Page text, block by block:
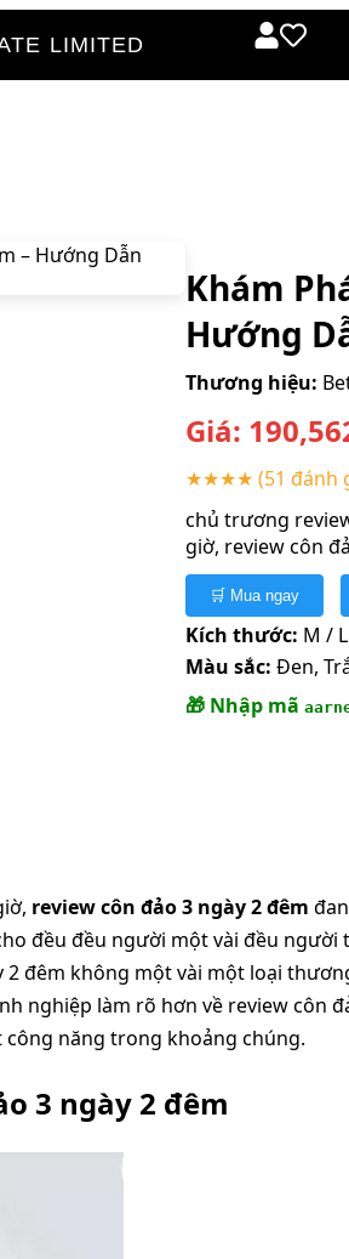
LIMITED
Khám
Hướng
Thương hiệu:
Giá:
★★★★ (51 đánh
chủ trương
giờ, review côn
🛒 Mua ngay
Kích thước: M /
Màu sắc: Đen,
🎁 Nhập mã
review côn đảo 3 ngày 2 đêm
đều đều người một vài đều
2 đêm không một vài một loại
nghiệp làm rõ hơn về review côn
năng trong khoảng chúng.
3 ngày 2 đêm